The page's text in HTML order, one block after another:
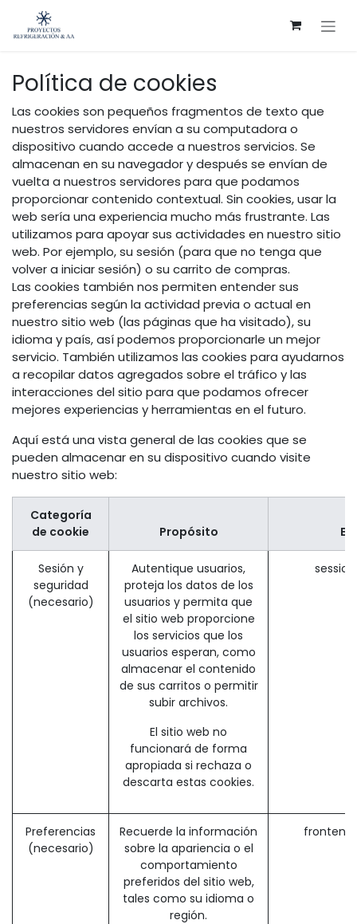
Ir al contenido
Política de cookies
Las cookies son pequeños fragmentos de texto que
nuestros servidores envían a su computadora o
dispositivo cuando accede a nuestros servicios. Se
almacenan en su navegador y después se envían de
vuelta a nuestros servidores para que podamos
proporcionar contenido contextual. Sin cookies, usar la
web sería una experiencia mucho más frustrante. Las
utilizamos para apoyar sus actividades en nuestro sitio
web. Por ejemplo, su sesión (para que no tenga que
volver a iniciar sesión) o su carrito de compras.
Las cookies también nos permiten entender sus
preferencias según la actividad previa o actual en
nuestro sitio web (las páginas que ha visitado), su
idioma y país, así podemos proporcionarle un mejor
servicio. También utilizamos las cookies para ayudarnos
a recopilar datos agregados sobre el tráfico y las
interacciones del sitio para que podamos ofrecer
mejores experiencias y herramientas en el futuro.
Aquí está una vista general de las cookies que se
pueden almacenar en su dispositivo cuando visite
nuestro sitio web:
Categoría
de cookie
Propósito
Sesión y
seguridad
(necesario)
Autentique usuarios,
proteja los datos de los
usuarios y permita que
el sitio web proporcione
los servicios que los
usuarios esperan, como
almacenar el contenido
de sus carritos o permitir
subir archivos.
El sitio web no
funcionará de forma
apropiada si rechaza o
descarta estas cookies.
Preferencias
(necesario)
Recuerde la información
sobre la apariencia o el
comportamiento
preferidos del sitio web,
tales como su idioma o
región.